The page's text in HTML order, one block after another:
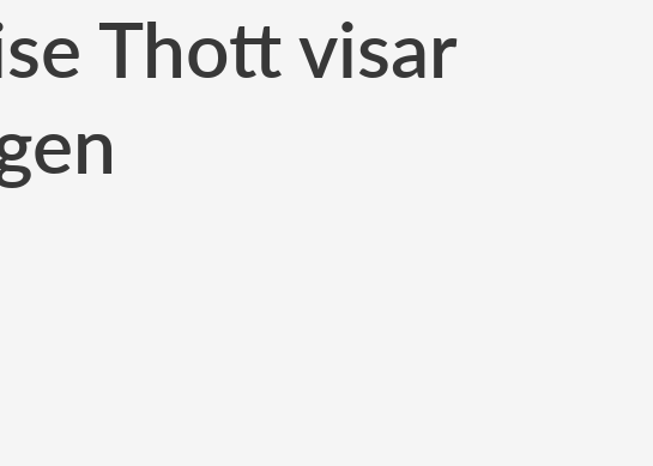
Thott visar